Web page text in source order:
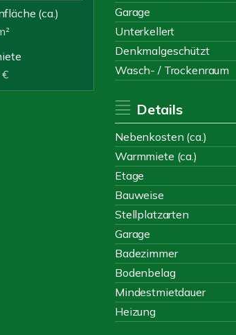
(ca.)
Garage
Unterkellert
Denkmalgeschützt
Wasch- / Trockenraum
Details
Nebenkosten (ca.)
Warmmiete (ca.)
Etage
Bauweise
Stellplatzarten
Garage
Badezimmer
Bodenbelag
Mindestmietdauer
Heizung